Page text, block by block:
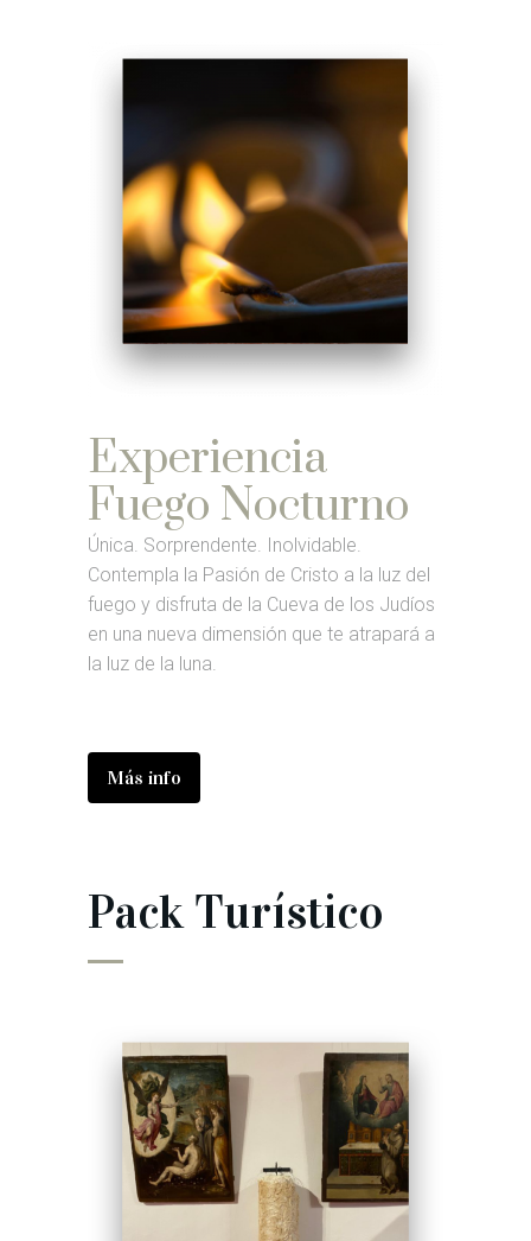
Experiencia
Fuego Nocturno
Única. Sorprendente. Inolvidable.
Contempla la Pasión de Cristo a la luz del
fuego y disfruta de la Cueva de los Judíos
en una nueva dimensión que te atrapará a
la luz de la luna.
Más info
Pack Turístico